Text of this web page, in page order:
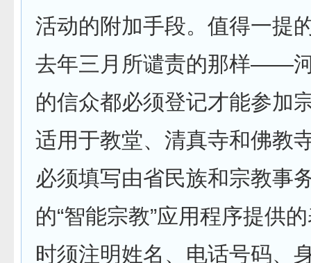
活动的附加手段。值得一
去年三月所谴责的那样——
的信众都必须登记才能参加
适用于教堂、清真寺和佛教
必须填写由省民族和宗教事
的“智能宗教”应用程序提供
时须注明姓名、电话号码、